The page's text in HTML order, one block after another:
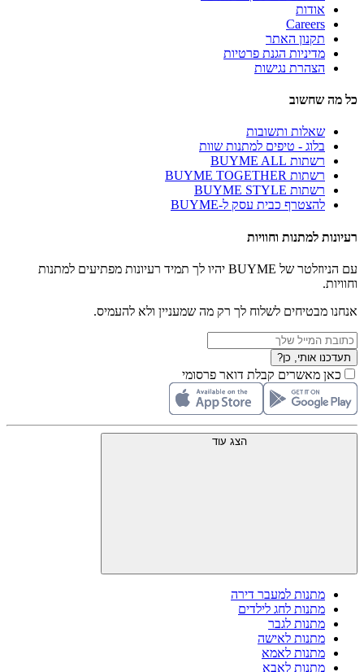
אודות
Careers
תקנון האתר
מדיניות הגנת פרטיות
הצהרת נגישות
כל מה שחשוב
שאלות ותשובות
בלוג - טיפים למתנות שוות
רשתות BUYME ALL
רשתות BUYME TOGETHER
רשתות BUYME STYLE
להצטרף כבית עסק ל-BUYME
רעיונות למתנות וחוויות
עם הניוזלטר של BUYME יהיו לך תמיד רעיונות מפתיעים למתנות
וחוויות.
אנחנו מבטיחים לשלוח לך רק מה שמעניין ולא להעמיס.
תעדכנו אותי, כן?
כאן מאשרים קבלת דואר פרסומי
הצג עוד
מתנות למעבר דירה
מתנות לחג לילדים
מתנות לגבר
מתנות לאישה
מתנות לאמא
מתנות לאבא